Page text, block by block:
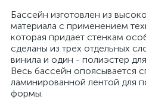
Бассейн изготовлен из
материала с применением
которая придает стенкам
сделаны из трех отдельных
винила и один - полиэстер
Весь бассейн опоясывается
ламинированной лентой для
формы.